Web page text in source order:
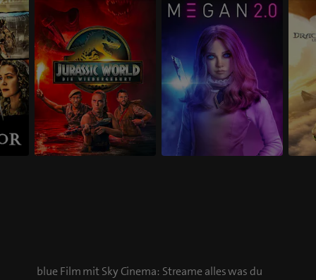
blue Film mit Sky Cinema: Streame alles was du